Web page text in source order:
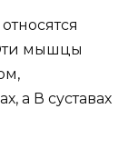
мышцы
а В суставах